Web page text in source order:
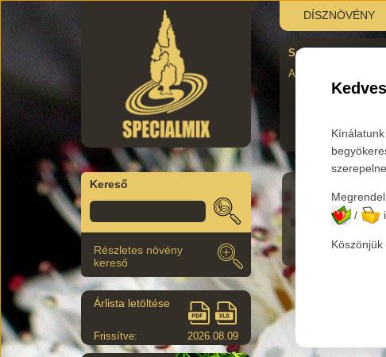
/
DÍSZNÖVÉNY
Szombati újranyitás:
AUgusztus 29.,
Kereső
Részletes növény
kereső
Árlista letöltése
Frissítve: 2026.08.09
Termékeink